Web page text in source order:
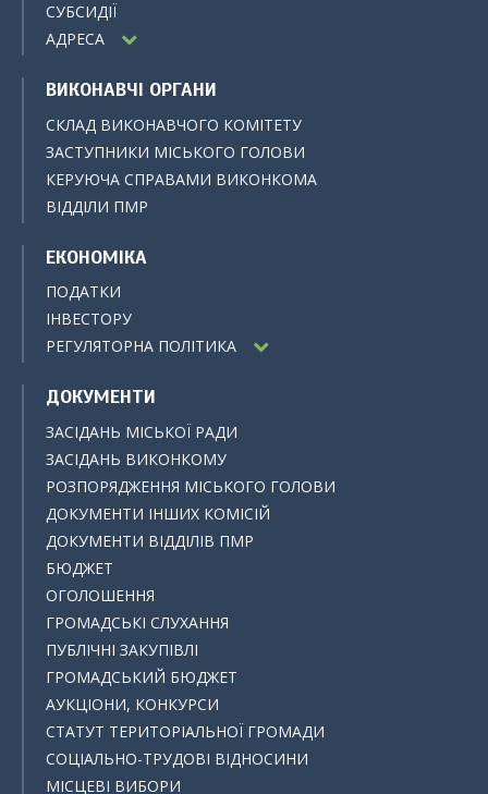
СУБСИДІЇ
АДРЕСА
ВИКОНАВЧІ ОРГАНИ
СКЛАД ВИКОНАВЧОГО КОМІТЕТУ
ЗАСТУПНИКИ МІСЬКОГО ГОЛОВИ
КЕРУЮЧА СПРАВАМИ ВИКОНКОМА
ВІДДІЛИ ПМР
ЕКОНОМІКА
ПОДАТКИ
ІНВЕСТОРУ
РЕГУЛЯТОРНА ПОЛІТИКА
ДОКУМЕНТИ
ЗАСІДАНЬ МІСЬКОЇ РАДИ
ЗАСІДАНЬ ВИКОНКОМУ
РОЗПОРЯДЖЕННЯ МІСЬКОГО ГОЛОВИ
ДОКУМЕНТИ ІНШИХ КОМІСІЙ
ДОКУМЕНТИ ВІДДІЛІВ ПМР
БЮДЖЕТ
ОГОЛОШЕННЯ
ГРОМАДСЬКІ СЛУХАННЯ
ПУБЛІЧНІ ЗАКУПІВЛІ
ГРОМАДСЬКИЙ БЮДЖЕТ
АУКЦІОНИ, КОНКУРСИ
СТАТУТ ТЕРИТОРІАЛЬНОЇ ГРОМАДИ
СОЦІАЛЬНО-ТРУДОВІ ВІДНОСИНИ
МІСЦЕВІ ВИБОРИ